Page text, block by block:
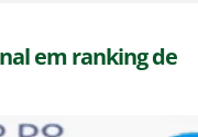
em ranking de